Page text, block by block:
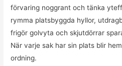
förvaring noggrant och tänka
rymma platsbyggda hyllor,
frigör golvyta och skjutdörrar
När varje sak har sin plats blir
ordning.